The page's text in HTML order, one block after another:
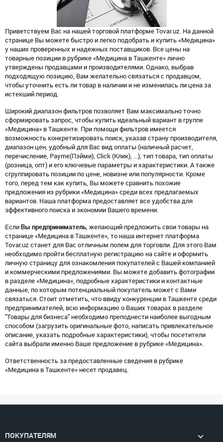
Приветствуем Вас на нашей торговой платформе Tovar.uz. На данной
странице Вы можете быстро и легко подобрать и купить «Медицина»
у наших проверенных и надежных поставщиков. Все цены на
товарные позиции в рубрике «Медицина в Ташкенте» лично
утверждены продавцами и производителями. Однако, выбрав
подходящую позицию, Вам желательно связаться с продавцом,
чтобы уточнить есть ли товар в наличии и не изменилась ли цена за
истекший период.
Широкий диапазон фильтров позволяет Вам максимально точно
сформировать запрос, чтобы купить идеальный вариант в группе
«Медицина» в Ташкенте. При помощи фильтров имеется
возможность конкретизировать поиск, указав страну производителя,
диапазон цен, удобный для Вас вид оплаты (наличный расчет,
перечисление, Payme(Пэйми), Click (Клик), ...), тип товара, тип оплаты
(розница, опт) и его ключевые параметры и характеристики. А также
сгруппировать позиции по цене, новизне или популярности. Кроме
того, перед тем как купить, Вы можете сравнить похожие
предложения из рубрики «Медицина» среди всех предлагаемых
вариантов. Наша платформа предоставляет все удобства для
эффективного поиска и экономии Вашего времени.
Если Вы предприниматель, желающий предложить свои товары на
странице «Медицина в Ташкенте», то наша интернет платформа
Tovar.uz станет для Вас отличным полем для торговли. Для этого Вам
необходимо пройти бесплатную регистрацию на сайте и оформить
личную страницу для ознакомления покупателей с Вашей компанией
и коммерческими предложениями. Вы можете добавить фотографии
в разделе «Медицина», подробные характеристики и контактные
данные, по которым потенциальный покупатель может с Вами
связаться. Стоит отметить, что ввиду конкуренции в Ташкенте среди
предпринимателей, всю информацию о Ваших товарах в разделе
"Товары для бизнеса" необходимо преподнести наиболее выгодным
способом (загрузить оригинальные фото, написать привлекательное
описание, указать подробные характеристики), чтобы посетители
сайта выбрали именно Ваше предложение в рубрике «Медицина».
Ответственность за предоставленные сведения в рубрике
«Медицина в Ташкенте» несет продавец.
ПОКУПАТЕЛЯМ